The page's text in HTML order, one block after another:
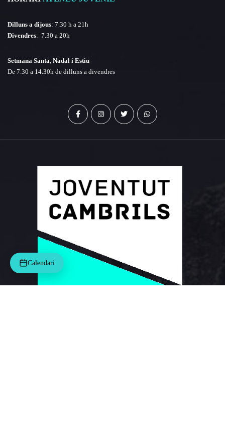
Dilluns a dijous: 7.30 h a 21h
Divendres: 7.30 a 20h
Setmana Santa, Nadal i Estiu
De 7.30 a 14.30h de dilluns a divendres
Calendari